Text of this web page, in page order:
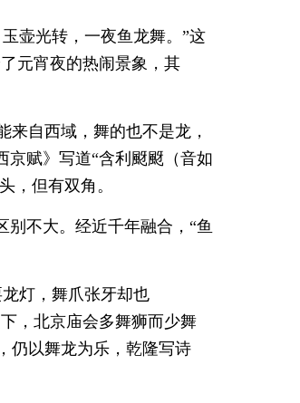
壶光转，一夜鱼龙舞。”这
元宵夜的热闹景象，其
自西域，舞的也不是龙，
京赋》写道“含利颬颬（音如
，但有双角。
别不大。经近千年融合，“鱼
灯，舞爪张牙却也
，北京庙会多舞狮而少舞
仍以舞龙为乐，乾隆写诗